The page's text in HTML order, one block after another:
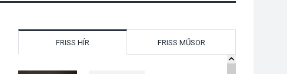
FRISS HÍR FRISS MŰSOR